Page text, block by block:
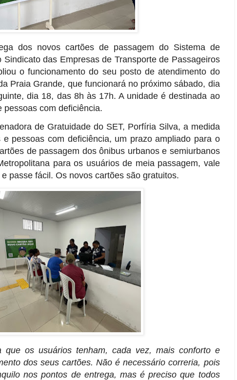
dos novos cartões de passagem do Sistema de
Sindicato das Empresas de Transporte de Passageiros
o funcionamento do seu posto de atendimento do
Praia Grande, que funcionará no próximo sábado, dia
dia 18, das 8h às 17h. A unidade é destinada ao
pessoas com deficiência.
de Gratuidade do SET, Porfíria Silva, a medida
pessoas com deficiência, um prazo ampliado para o
de passagem dos ônibus urbanos e semiurbanos
para os usuários de meia passagem, vale
passe fácil. Os novos cartões são gratuitos.
que os usuários tenham, cada vez, mais conforto e
dos seus cartões. Não é necessário correria, pois
nos pontos de entrega, mas é preciso que todos